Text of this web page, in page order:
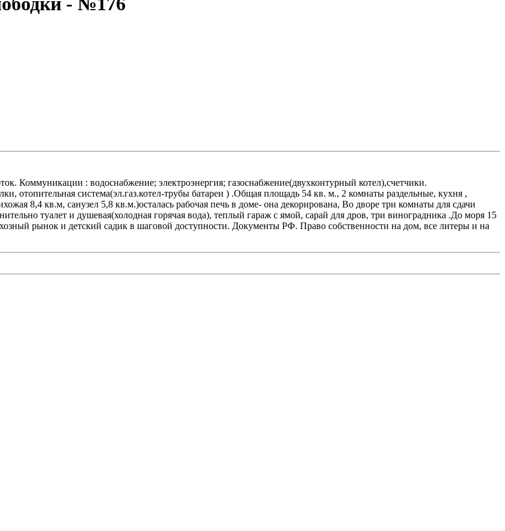
Коммуникации : водоснабжение; электроэнергия; газоснабжение(двухконтурный котел),счетчики.
отопительная система(эл.газ.котел-трубы батареи ) .Общая площадь 54 кв. м., 2 комнаты раздельные, кухня ,
8,4 кв.м, санузел 5,8 кв.м.)осталась рабочая печь в доме- она декорирована, Во дворе три комнаты для сдачи
туалет и душевая(холодная горячая вода), теплый гараж с ямой, сарай для дров, три виноградника .До моря 15
рынок и детский садик в шаговой доступности. Документы РФ. Право собственности на дом, все литеры и на